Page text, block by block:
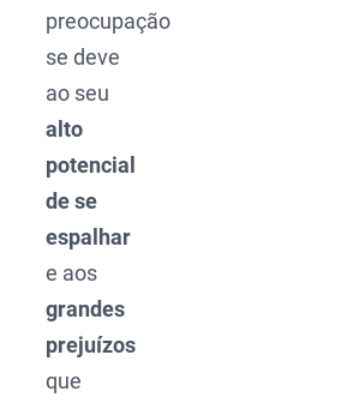
preocupação
se deve
ao seu
alto
potencial
de se
espalhar
e aos
grandes
prejuízos
que